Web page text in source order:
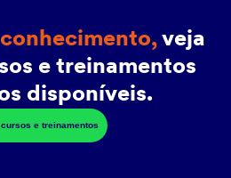
veja
e treinamentos
disponíveis.
cursos e treinamentos